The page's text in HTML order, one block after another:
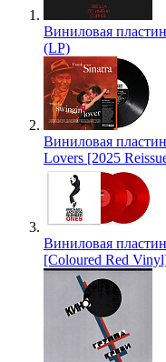
Виниловая
(LP)
Виниловая
Lovers [2025
Виниловая
[Coloured Red